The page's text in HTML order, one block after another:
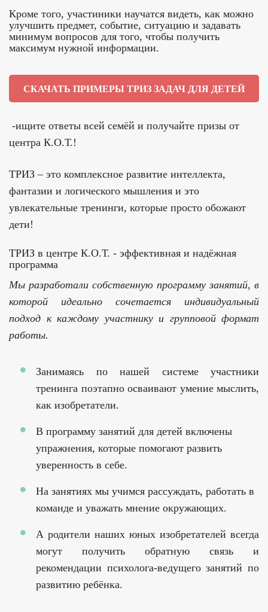
Кроме того, участиники научатся видеть, как можно
улучшить предмет, событие, ситуацию и задавать
минимум вопросов для того, чтобы получить
максимум нужной информации.
СКАЧАТЬ ПРИМЕРЫ ТРИЗ ЗАДАЧ ДЛЯ ДЕТЕЙ
-ищите ответы всей семёй и получайте призы от
центра К.О.Т.!
ТРИЗ – это комплексное развитие интеллекта,
фантазии и логического мышления и это
увлекательные тренинги, которые просто обожают
дети!
ТРИЗ в центре К.О.Т. - эффективная и надёжная
программа
Мы разработали собственную программу занятий, в
которой идеально сочетается индивидуальный
подход к каждому участнику и групповой формат
работы.
Занимаясь по нашей системе участники
тренинга поэтапно осваивают умение мыслить,
как изобретатели.
В программу занятий для детей включены
упражнения, которые помогают развить
уверенность в себе.
На занятиях мы учимся рассуждать, работать в
команде и уважать мнение окружающих.
А родители наших юных изобретателей всегда
могут получить обратную связь и
рекомендации психолога-ведущего занятий по
развитию ребёнка.